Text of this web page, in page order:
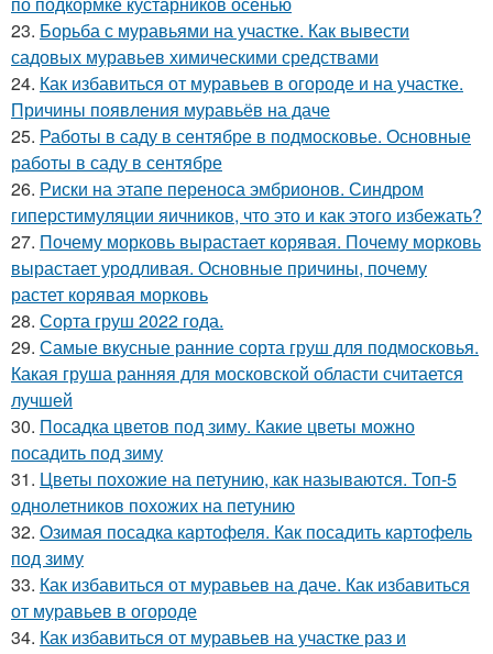
23. Борьба с муравьями на участке. Как вывести
садовых муравьев химическими средствами
24. Как избавиться от муравьев в огороде и на участке.
Причины появления муравьёв на даче
25. Работы в саду в сентябре в подмосковье. Основные
работы в саду в сентябре
26. Риски на этапе переноса эмбрионов. Синдром
гиперстимуляции яичников, что это и как этого избежать?
27. Почему морковь вырастает корявая. Почему морковь
вырастает уродливая. Основные причины, почему
растет корявая морковь
28. Сорта груш 2022 года.
29. Самые вкусные ранние сорта груш для подмосковья.
Какая груша ранняя для московской области считается
лучшей
30. Посадка цветов под зиму. Какие цветы можно
посадить под зиму
31. Цветы похожие на петунию, как называются. Топ-5
однолетников похожих на петунию
32. Озимая посадка картофеля. Как посадить картофель
под зиму
33. Как избавиться от муравьев на даче. Как избавиться
от муравьев в огороде
34. Как избавиться от муравьев на участке раз и